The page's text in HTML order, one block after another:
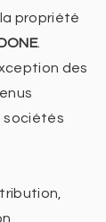
propriété
.
des
sociétés